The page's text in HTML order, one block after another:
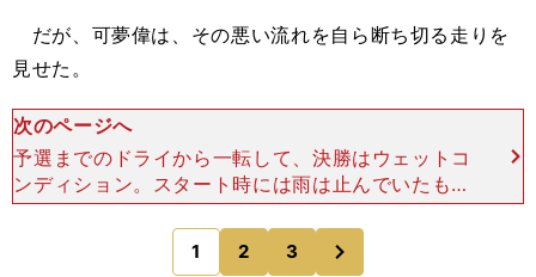
だが、可夢偉は、その悪い流れを自ら断ち切る走りを
見せた。
次のページへ
予選までのドライから一転して、決勝はウェットコ
ンディション。スタート時には雨は止んでいたもの
の、前日の夜から降り続いていた影響で路面上の水
量が多い状態だった。 ここで７号車は可夢偉の提
案により、カット
1 2 3